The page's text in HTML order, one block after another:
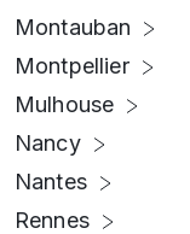
Montauban
Montpellier
Mulhouse
Nancy
Nantes
Rennes